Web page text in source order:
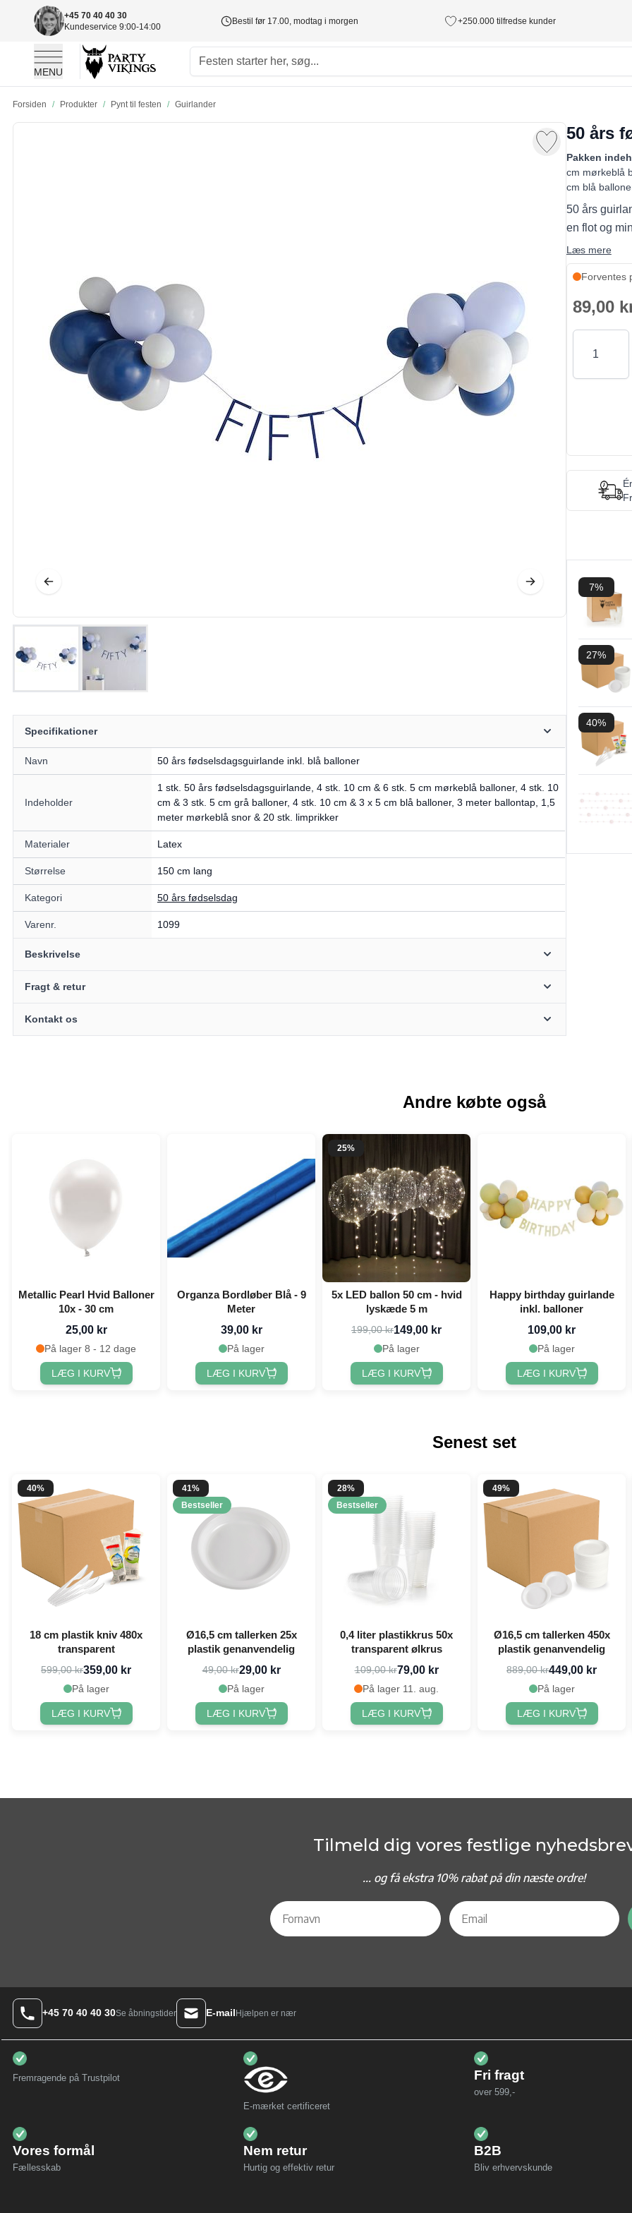
+45 70 40 40 30
Kundeservice 9:00-14:00
Bestil før 17.00, modtag i morgen +250.000 tilfredse kunder
MENU
Forsiden / Produkter / Pynt til festen / Guirlander
Specifikationer
Navn 50 års fødselsdagsguirlande inkl. blå balloner
Indeholder
1 stk. 50 års fødselsdagsguirlande, 4 stk. 10 cm & 6 stk. 5 cm mørkeblå balloner, 4 stk. 10
cm & 3 stk. 5 cm grå balloner, 4 stk. 10 cm & 3 x 5 cm blå balloner, 3 meter ballontap, 1,5
meter mørkeblå snor & 20 stk. limprikker
Materialer Latex
Størrelse 150 cm lang
Kategori 50 års fødselsdag
Varenr. 1099
Beskrivelse
Fragt & retur
Kontakt os
50 års
Pakken
cm mørkeblå
cm blå
50 års
en flot og
Læs mere
Forventes
89,00
Antal
7%
27%
40%
Andre købte også
Metallic Pearl Hvid Balloner
10x - 30 cm
25,00 kr
På lager 8 - 12 dage
LÆG I KURV
Organza Bordløber Blå - 9
Meter
39,00 kr
På lager
LÆG I KURV
25%
5x LED ballon 50 cm - hvid
lyskæde 5 m
199,00 kr149,00 kr
På lager
LÆG I KURV
Happy birthday guirlande
inkl. balloner
109,00 kr
På lager
LÆG I KURV
Senest set
40%
18 cm plastik kniv 480x
transparent
599,00 kr359,00 kr
På lager
LÆG I KURV
41%
Bestseller
Ø16,5 cm tallerken 25x
plastik genanvendelig
49,00 kr29,00 kr
På lager
LÆG I KURV
28%
Bestseller
0,4 liter plastikkrus 50x
transparent ølkrus
109,00 kr79,00 kr
På lager 11. aug.
LÆG I KURV
49%
Ø16,5 cm tallerken 450x
plastik genanvendelig
889,00 kr449,00 kr
På lager
LÆG I KURV
Tilmeld dig vores festlige
... og få ekstra 10% rabat på din næste ordre!
+45 70 40 40 30Se åbningstider E-mailHjælpen er nær
Fremragende på Trustpilot
E-mærket certificeret
Fri fragt
over 599,-
Vores formål
Fællesskab
Nem retur
Hurtig og effektiv retur
B2B
Bliv erhvervskunde